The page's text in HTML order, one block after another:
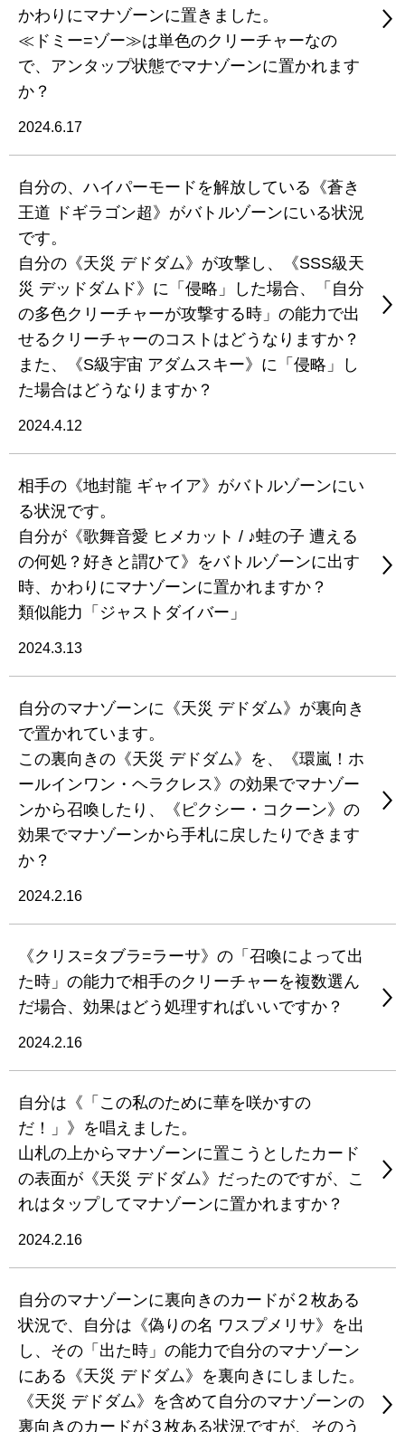
かわりにマナゾーンに置きました。
≪ドミー=ゾー≫は単色のクリーチャーなの
で、アンタップ状態でマナゾーンに置かれます
か？
2024.6.17
自分の、ハイパーモードを解放している《蒼き
王道 ドギラゴン超》がバトルゾーンにいる状況
です。
自分の《天災 デドダム》が攻撃し、《SSS級天
災 デッドダムド》に「侵略」した場合、「自分
の多色クリーチャーが攻撃する時」の能力で出
せるクリーチャーのコストはどうなりますか？
また、《S級宇宙 アダムスキー》に「侵略」し
た場合はどうなりますか？
2024.4.12
相手の《地封龍 ギャイア》がバトルゾーンにい
る状況です。
自分が《歌舞音愛 ヒメカット / ♪蛙の子 遭える
の何処？好きと謂ひて》をバトルゾーンに出す
時、かわりにマナゾーンに置かれますか？
類似能力「ジャストダイバー」
2024.3.13
自分のマナゾーンに《天災 デドダム》が裏向き
で置かれています。
この裏向きの《天災 デドダム》を、《環嵐！ホ
ールインワン・ヘラクレス》の効果でマナゾー
ンから召喚したり、《ピクシー・コクーン》の
効果でマナゾーンから手札に戻したりできます
か？
2024.2.16
《クリス=タブラ=ラーサ》の「召喚によって出
た時」の能力で相手のクリーチャーを複数選ん
だ場合、効果はどう処理すればいいですか？
2024.2.16
自分は《「この私のために華を咲かすの
だ！」》を唱えました。
山札の上からマナゾーンに置こうとしたカード
の表面が《天災 デドダム》だったのですが、こ
れはタップしてマナゾーンに置かれますか？
2024.2.16
自分のマナゾーンに裏向きのカードが２枚ある
状況で、自分は《偽りの名 ワスプメリサ》を出
し、その「出た時」の能力で自分のマナゾーン
にある《天災 デドダム》を裏向きにしました。
《天災 デドダム》を含めて自分のマナゾーンの
裏向きのカードが３枚ある状況ですが、そのう